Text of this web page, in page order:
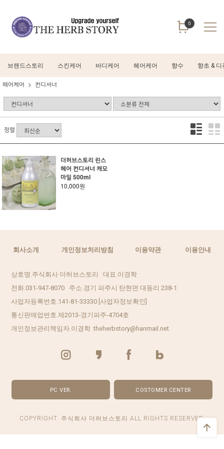
0
브랜드스토리 스킨케어 바디케어 헤어케어 향수 향초 & 디
헤어케어 컨디셔너
정렬
더허브스토리 린스
헤어 컨디셔너 캐모
마일 500ml
10,000원
회사소개 개인정보처리방침 이용약관 이용안내
상호명.주식회사 더허브스토리 대표.이경학
전화.031-947-8070 주소.경기 파주시 탄현면 대동리 238-1
사업자등록번호.141-81-33330 [사업자정보확인]
통신판매업번호.제2013-경기파주-4704호
개인정보관리책임자.이경학 theherbstory@hanmail.net
PC VER. COSTOMER CENTER
COPYRIGHT. 주식회사 더허브스토리 ALL RIGHTS RESERVED.